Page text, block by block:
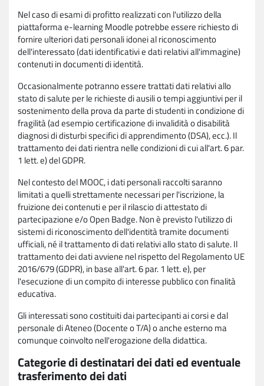
Nel caso di esami di profitto realizzati con l'utilizzo della
piattaforma e-learning Moodle potrebbe essere richiesto di
fornire ulteriori dati personali idonei al riconoscimento
dell'interessato (dati identificativi e dati relativi all'immagine)
contenuti in documenti di identità.
Occasionalmente potranno essere trattati dati relativi allo
stato di salute per le richieste di ausili o tempi aggiuntivi per il
sostenimento della prova da parte di studenti in condizione di
fragilità (ad esempio certificazione di invalidità o disabilità
diagnosi di disturbi specifici di apprendimento (DSA), ecc.). Il
trattamento dei dati rientra nelle condizioni di cui all'art. 6 par.
1 lett. e) del GDPR.
Nel contesto del MOOC, i dati personali raccolti saranno
limitati a quelli strettamente necessari per l'iscrizione, la
fruizione dei contenuti e per il rilascio di attestato di
partecipazione e/o Open Badge. Non è previsto l'utilizzo di
sistemi di riconoscimento dell'identità tramite documenti
ufficiali, né il trattamento di dati relativi allo stato di salute. Il
trattamento dei dati avviene nel rispetto del Regolamento UE
2016/679 (GDPR), in base all'art. 6 par. 1 lett. e), per
l'esecuzione di un compito di interesse pubblico con finalità
educativa.
Gli interessati sono costituiti dai partecipanti ai corsi e dal
personale di Ateneo (Docente o T/A) o anche esterno ma
comunque coinvolto nell'erogazione della didattica.
Categorie di destinatari dei dati ed eventuale
trasferimento dei dati